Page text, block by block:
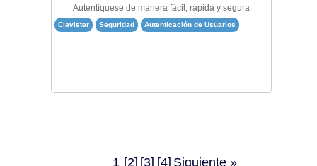
Autentíquese de manera fácil, rápida y segura
Clavister Seguridad Autenticación de Usuarios
1 [2] [3] [4] Siguiente »